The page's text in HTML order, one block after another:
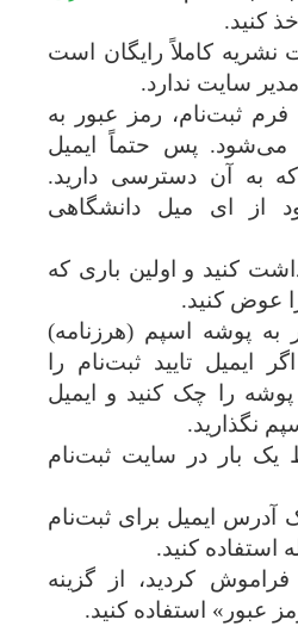
اخذ کنید.
نشریه کاملاً رایگان است
مدیر سایت ندارد.
فرم ثبت‌نام، رمز عبور به
می‌شود. پس حتماً ایمیل
به آن دسترسی دارید.
از ای میل دانشگاهی
کنید و اولین باری که
عوض کنید.
به پوشه اسپم (هرزنامه)
ایمیل تایید ثبت‌نام را
پوشه را چک کنید و ایمیل
نگذارید.
بار در سایت ثبت‌نام
آدرس ایمیل برای ثبت‌نام
استفاده کنید.
فراموش کردید، از گزینه
عبور» استفاده کنید.